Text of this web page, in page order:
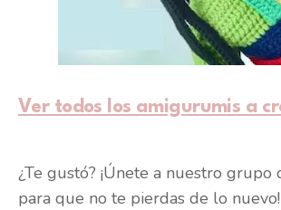
Ver todos los amigurumis a
¿Te gustó? ¡Únete a nuestro
para que no te pierdas de lo nuevo!